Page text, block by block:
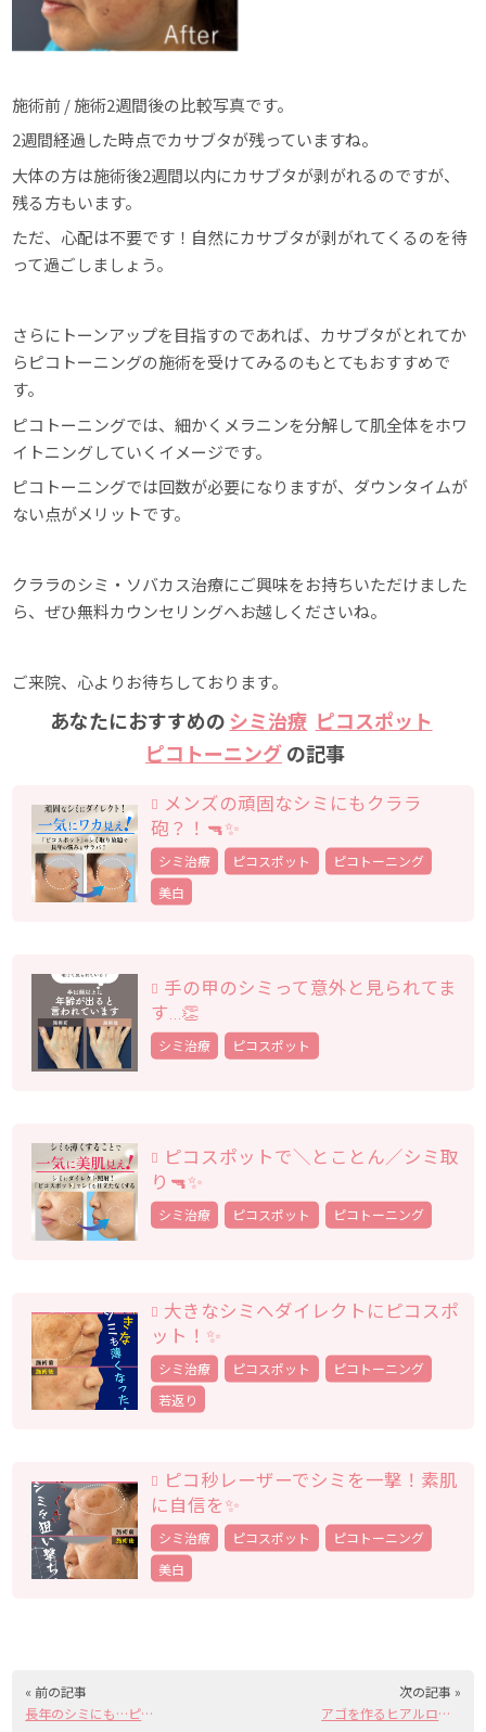
施術前 / 施術2週間後の比較写真です。
2週間経過した時点でカサブタが残っていますね。
大体の方は施術後2週間以内にカサブタが剥がれるのですが、
残る方もいます。
ただ、心配は不要です！自然にカサブタが剥がれてくるのを待
って過ごしましょう。
さらにトーンアップを目指すのであれば、カサブタがとれてか
らピコトーニングの施術を受けてみるのもとてもおすすめで
す。
ピコトーニングでは、細かくメラニンを分解して肌全体をホワ
イトニングしていくイメージです。
ピコトーニングでは回数が必要になりますが、ダウンタイムが
ない点がメリットです。
クララのシミ・ソバカス治療にご興味をお持ちいただけました
ら、ぜひ無料カウンセリングへお越しくださいね。
ご来院、心よりお待ちしております。
あなたにおすすめのシミ治療 ピコスポット
ピコトーニングの記事
メンズの頑固なシミにもクララ
砲？！🔫✨
シミ治療 ピコスポット
ピコトーニング
美白
手の甲のシミって意外と見られてま
す…👏
シミ治療 ピコスポット
ピコスポットで＼とことん／シミ取
り🔫✨
シミ治療 ピコスポット ピコトーニング
大きなシミへダイレクトにピコスポ
ット！✨
シミ治療 ピコスポット
ピコトーニング
若返り
ピコ秒レーザーでシミを一撃！素肌
に自信を✨
シミ治療 ピコスポット
ピコトーニング
美白
« 前の記事
長年のシミにも…ピコスポット取り放題！
次の記事 »
アゴを作るヒアルロン酸注射💉